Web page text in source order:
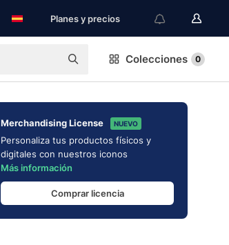
Planes y precios
Colecciones 0
Merchandising License NUEVO
Personaliza tus productos físicos y
digitales con nuestros iconos
Más información
Comprar licencia